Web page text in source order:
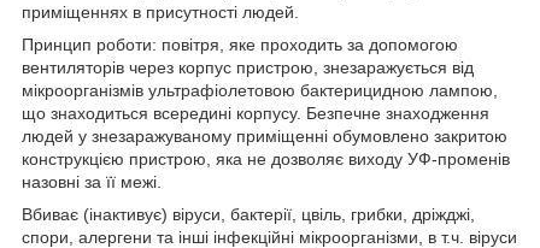
приміщеннях в присутності людей.
Принцип роботи: повітря, яке проходить за допомогою
вентиляторів через корпус пристрою, знезаражується від
мікроорганізмів ультрафіолетовою бактерицидною лампою,
що знаходиться всередині корпусу. Безпечне знаходження
людей у знезаражуваному приміщенні обумовлено закритою
конструкцією пристрою, яка не дозволяє виходу УФ-променів
назовні за її межі.
Вбиває (інактивує) віруси, бактерії, цвіль, грибки, дріжджі,
спори, алергени та інші інфекційні мікроорганізми, в т.ч. віруси